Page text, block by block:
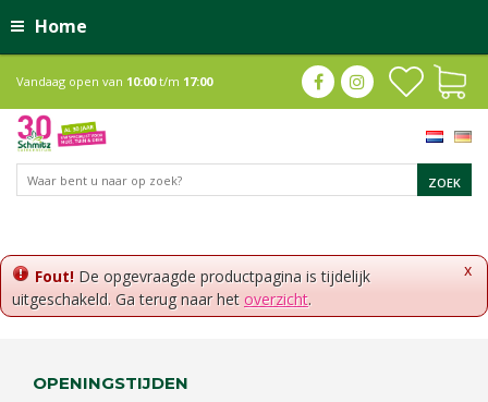
Home
Vandaag open van 10:00t/m 17:00
x
Fout! De opgevraagde productpagina is tijdelijk
uitgeschakeld. Ga terug naar het overzicht.
OPENINGSTIJDEN